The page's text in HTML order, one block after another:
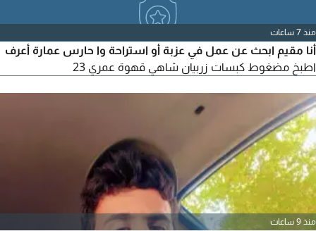
منذ 7 ساعات
أنا مقيم ابحث عن عمل في عزبة أو استراحة وا حارس عمارة أعرف
اطبخ مضغوط كبسات زربيان شاهي قهوة عمري 23
منذ 9 ساعات